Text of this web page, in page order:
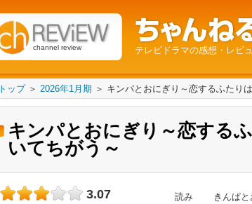
channel review テレビドラマの感想・レビ
トップ＞ 2026年1月期 ＞ キンパとおにぎり～恋するふたり
キンパとおにぎり～恋する
いてちがう～
3.07 読み
きんぱ